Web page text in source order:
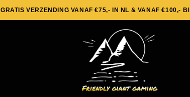
GRATIS VERZENDING VANAF €75,- IN NL & VANAF €100,-